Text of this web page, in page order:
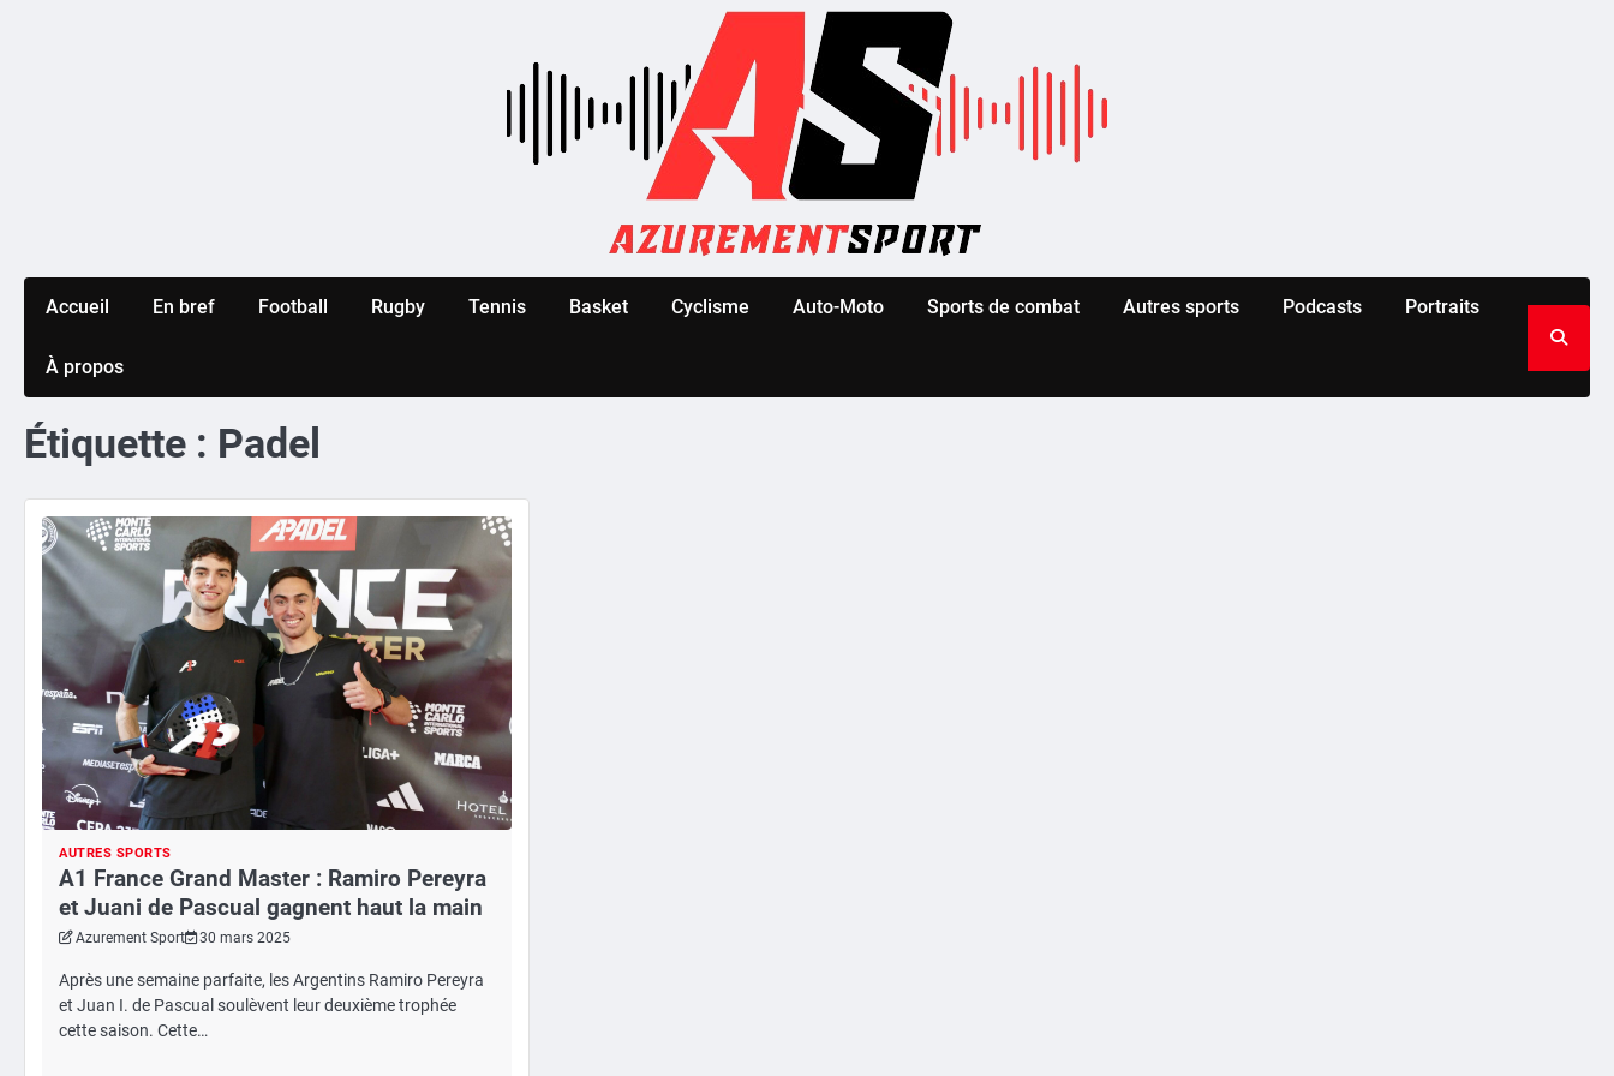
Accueil En bref Football Rugby Tennis Basket Cyclisme Auto-Moto Sports de combat Autres sports Podcasts Portraits
À propos
Étiquette : Padel
AUTRES SPORTS
A1 France Grand Master : Ramiro Pereyra
et Juani de Pascual gagnent haut la main
Azurement Sport 30 mars 2025
Après une semaine parfaite, les Argentins Ramiro Pereyra
et Juan I. de Pascual soulèvent leur deuxième trophée
cette saison. Cette…